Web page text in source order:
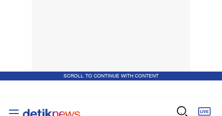
SCROLL TO CONTINUE WITH CONTENT